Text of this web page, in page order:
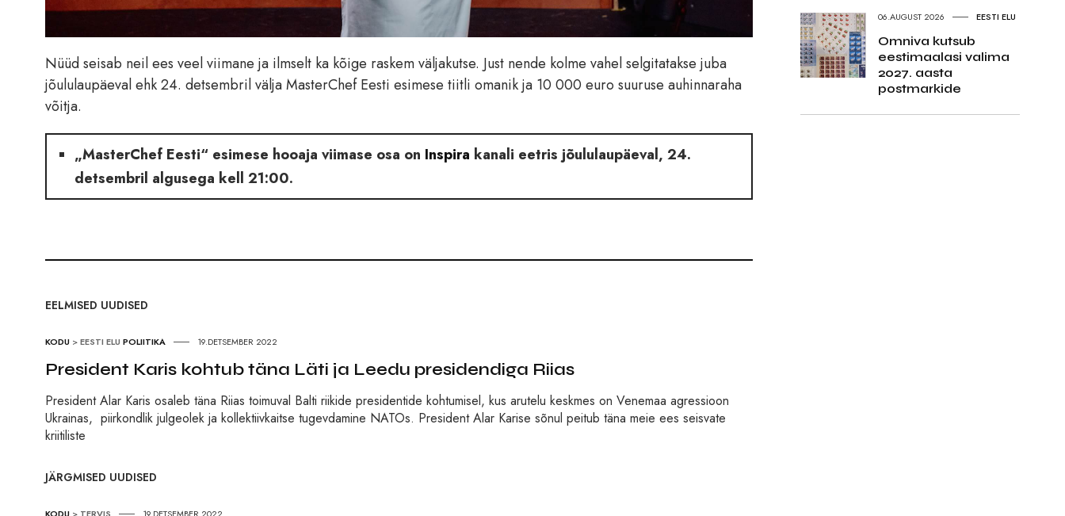
Nüüd seisab neil ees veel viimane ja ilmselt ka kõige raskem väljakutse. Just nende kolme vahel selgitatakse juba
jõululaupäeval ehk 24. detsembril välja MasterChef Eesti esimese tiitli omanik ja 10 000 euro suuruse auhinnaraha
võitja.
„MasterChef Eesti“ esimese hooaja viimase osa on Inspira kanali eetris jõululaupäeval, 24.
detsembril algusega kell 21:00.
EELMISED UUDISED
KODU >EESTI ELU POLIITIKA 19.DETSEMBER 2022
President Karis kohtub täna Läti ja Leedu presidendiga Riias
President Alar Karis osaleb täna Riias toimuval Balti riikide presidentide kohtumisel, kus arutelu keskmes on Venemaa agressioon
Ukrainas, piirkondlik julgeolek ja kollektiivkaitse tugevdamine NATOs. President Alar Karise sõnul peitub täna meie ees seisvate
kriitiliste
JÄRGMISED UUDISED
06.AUGUST 2026 EESTI ELU
Omniva kutsub
eestimaalasi valima
2027. aasta
postmarkide